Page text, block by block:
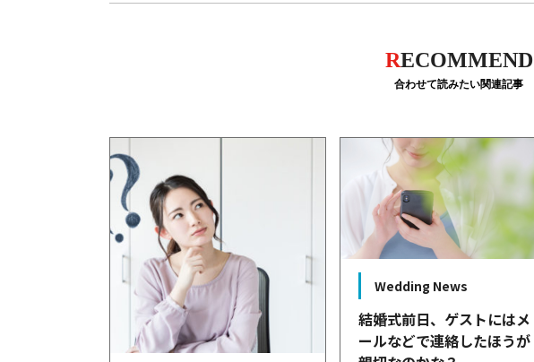
RECOMMEND
合わせて読みたい関連記事
Wedding News
結婚式前日、ゲストにはメ
ールなどで連絡したほうが